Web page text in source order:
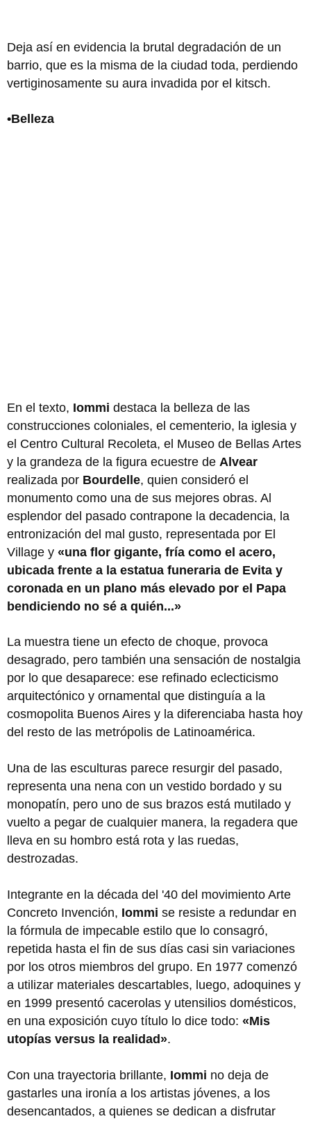
Deja así en evidencia la brutal degradación de un
barrio, que es la misma de la ciudad toda, perdiendo
vertiginosamente su aura invadida por el kitsch.
•Belleza
En el texto, Iommi destaca la belleza de las
construcciones coloniales, el cementerio, la iglesia y
el Centro Cultural Recoleta, el Museo de Bellas Artes
y la grandeza de la figura ecuestre de Alvear
realizada por Bourdelle, quien consideró el
monumento como una de sus mejores obras. Al
esplendor del pasado contrapone la decadencia, la
entronización del mal gusto, representada por El
Village y «una flor gigante, fría como el acero,
ubicada frente a la estatua funeraria de Evita y
coronada en un plano más elevado por el Papa
bendiciendo no sé a quién...»
La muestra tiene un efecto de choque, provoca
desagrado, pero también una sensación de nostalgia
por lo que desaparece: ese refinado eclecticismo
arquitectónico y ornamental que distinguía a la
cosmopolita Buenos Aires y la diferenciaba hasta hoy
del resto de las metrópolis de Latinoamérica.
Una de las esculturas parece resurgir del pasado,
representa una nena con un vestido bordado y su
monopatín, pero uno de sus brazos está mutilado y
vuelto a pegar de cualquier manera, la regadera que
lleva en su hombro está rota y las ruedas,
destrozadas.
Integrante en la década del '40 del movimiento Arte
Concreto Invención, Iommi se resiste a redundar en
la fórmula de impecable estilo que lo consagró,
repetida hasta el fin de sus días casi sin variaciones
por los otros miembros del grupo. En 1977 comenzó
a utilizar materiales descartables, luego, adoquines y
en 1999 presentó cacerolas y utensilios domésticos,
en una exposición cuyo título lo dice todo: «Mis
utopías versus la realidad».
Con una trayectoria brillante, Iommi no deja de
gastarles una ironía a los artistas jóvenes, a los
desencantados, a quienes se dedican a disfrutar